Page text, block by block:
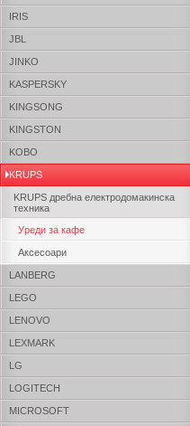
IRIS
JBL
JINKO
KASPERSKY
KINGSONG
KINGSTON
KOBO
KRUPS
KRUPS дребна електродомакинска
техника
Уреди за кафе
Аксесоари
LANBERG
LEGO
LENOVO
LEXMARK
LG
LOGITECH
MICROSOFT